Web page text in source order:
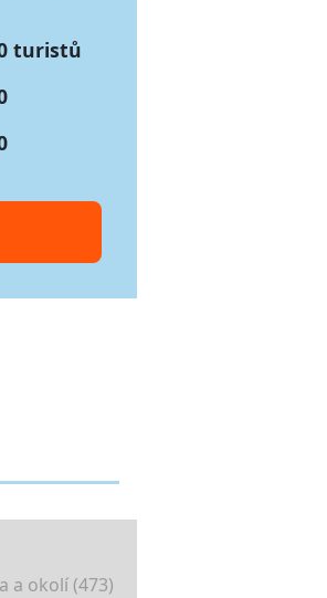
turistů
a okolí (473)